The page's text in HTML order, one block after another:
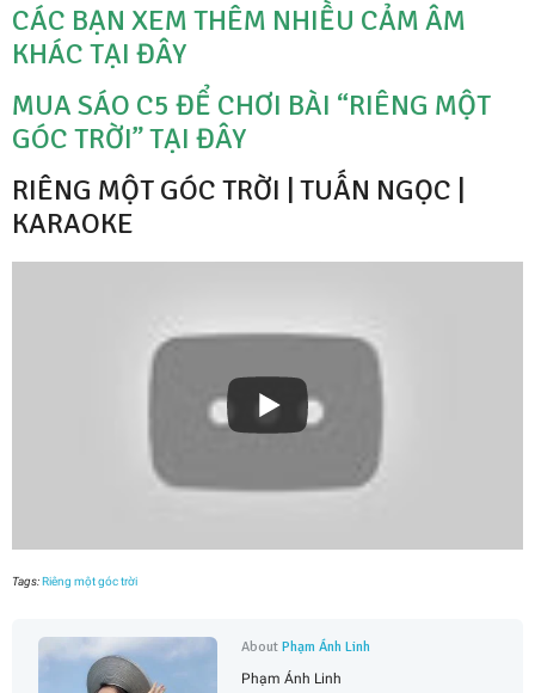
CÁC BẠN XEM THÊM NHIỀU CẢM ÂM
KHÁC TẠI ĐÂY
MUA SÁO C5 ĐỂ CHƠI BÀI “RIÊNG MỘT
GÓC TRỜI” TẠI ĐÂY
RIÊNG MỘT GÓC TRỜI | TUẤN NGỌC |
KARAOKE
Tags:Riêng một góc trời
AboutPhạm Ánh Linh
Phạm Ánh Linh